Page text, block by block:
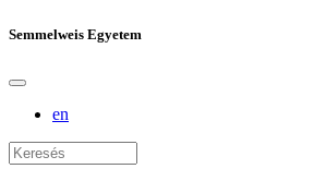
Semmelweis Egyetem
en